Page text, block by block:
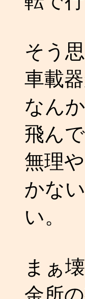
そう
車載
なん
飛ん
無理
かな
い。
まぁ